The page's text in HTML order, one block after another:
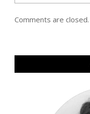
Comments are closed.